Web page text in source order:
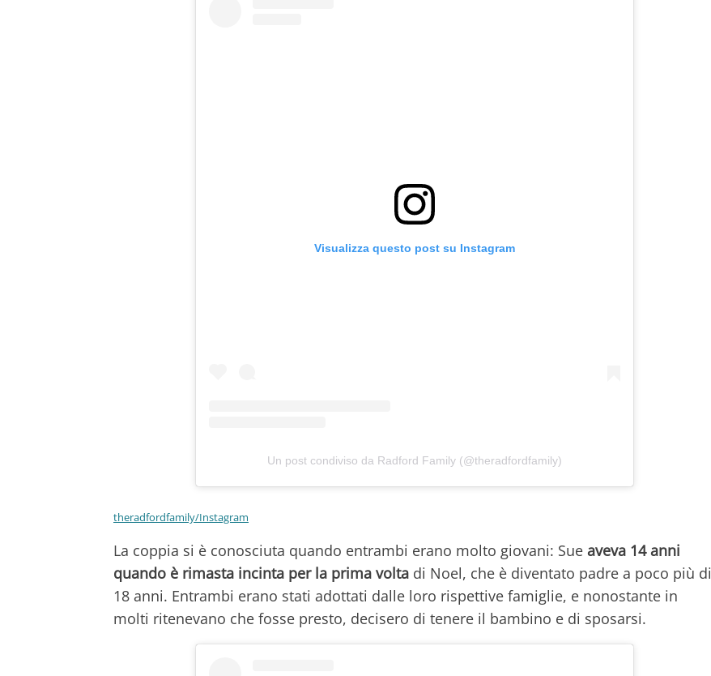
Visualizza questo post su Instagram
Un post condiviso da Radford Family (@theradfordfamily)
theradfordfamily/Instagram
La coppia si è conosciuta quando entrambi erano molto giovani: Sue aveva 14 anni
quando è rimasta incinta per la prima volta di Noel, che è diventato padre a poco più di
18 anni. Entrambi erano stati adottati dalle loro rispettive famiglie, e nonostante in
molti ritenevano che fosse presto, decisero di tenere il bambino e di sposarsi.